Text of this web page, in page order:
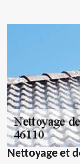
Nettoyage et